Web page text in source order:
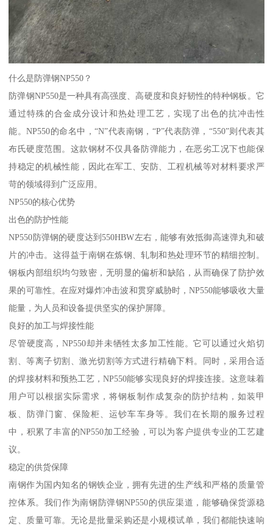
什么是防弹钢NP550？
防弹钢NP550是一种具有高强度、高硬度和良好韧性的特种钢板。它
通过特殊的合金成分设计和热处理工艺，实现了出色的抗冲击性
能。NP550的命名中，“N”代表南钢，“P”代表防弹，“550”则代表其
布氏硬度范围。这款钢材不仅具备防弹能力，在恶劣工况下也能保
持稳定的机械性能，因此在军工、安防、工程机械等对材料要求严
苛的领域得到广泛应用。
NP550的核心优势
出色的防护性能
NP550防弹钢的硬度达到550HBW左右，能够有效抵御高速弹丸和破
片的冲击。这得益于南钢在炼钢、轧制和热处理环节的精细控制。
钢板内部组织均匀致密，无明显的偏析和缺陷，从而确保了防护效
果的可靠性。在应对爆炸冲击波和贯穿威胁时，NP550能够吸收大量
能量，为人员和设备提供坚实的保护屏障。
良好的加工与焊接性能
尽管硬度高，NP550却并未牺牲太多加工性能。它可以通过火焰切
割、等离子切割、激光切割等方式进行精确下料。同时，采用合适
的焊接材料和预热工艺，NP550能够实现良好的焊接连接。这意味着
用户可以根据实际需求，将钢板制作成复杂的防护结构，如装甲
板、防弹门窗、保险柜、运钞车车身等。我们在长期的服务过程
中，积累了丰富的NP550加工经验，可以为客户提供专业的工艺建
议。
稳定的供货保障
南钢作为国内知名的钢铁企业，拥有先进的生产线和严格的质量管
控体系。我们作为南钢防弹钢NP550的供应渠道，能够确保货源稳
定、质量可靠。无论是批量采购还是小规模试单，我们都能快速响